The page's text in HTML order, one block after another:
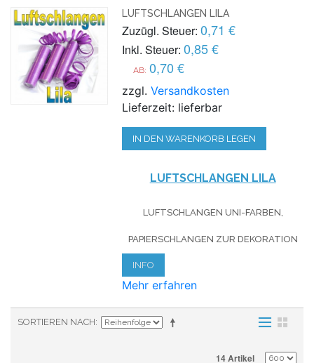
LUFTSCHLANGEN LILA
Zuzügl. Steuer: 0,71 €
Inkl. Steuer: 0,85 €
AB: 0,70 €
zzgl.Versandkosten
Lieferzeit: lieferbar
IN DEN WARENKORB LEGEN
LUFTSCHLANGEN LILA
LUFTSCHLANGEN UNI-FARBEN,
PAPIERSCHLANGEN ZUR DEKORATION
INFO
Mehr erfahren
SORTIEREN NACH
14 Artikel